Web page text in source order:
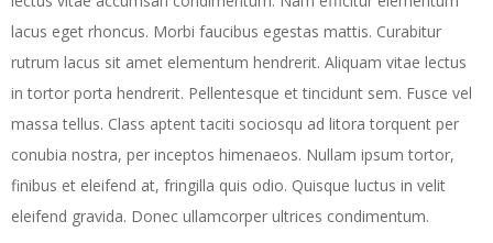
lacus eget rhoncus. Morbi faucibus egestas mattis. Curabitur
rutrum lacus sit amet elementum hendrerit. Aliquam vitae lectus
in tortor porta hendrerit. Pellentesque et tincidunt sem. Fusce vel
massa tellus. Class aptent taciti sociosqu ad litora torquent per
conubia nostra, per inceptos himenaeos. Nullam ipsum tortor,
finibus et eleifend at, fringilla quis odio. Quisque luctus in velit
eleifend gravida. Donec ullamcorper ultrices condimentum.